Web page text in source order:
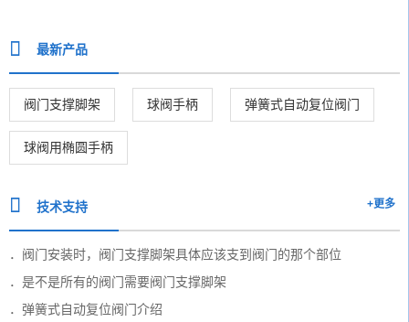
最新产品
阀门支撑脚架 球阀手柄 弹簧式自动复位阀门
球阀用椭圆手柄
技术支持 +更多
阀门安装时，阀门支撑脚架具体应该支到阀门的那个部位
是不是所有的阀门需要阀门支撑脚架
弹簧式自动复位阀门介绍